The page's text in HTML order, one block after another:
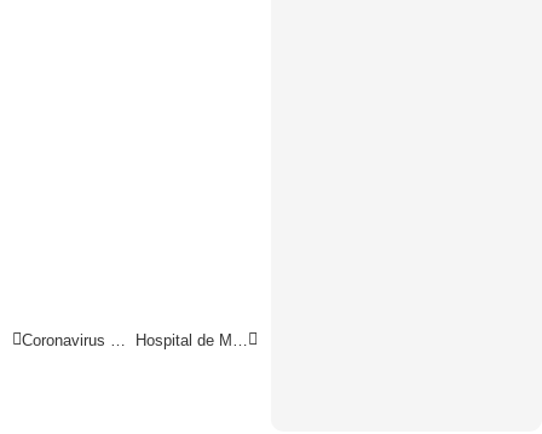
Coronavirus Perú: estas son las infracciones y multas por incumplir el aislamiento social Hospital de Moyobamba recibe sangre de voluntarios